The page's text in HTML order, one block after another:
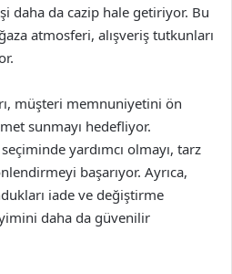
daha da cazip hale getiriyor. Bu
atmosferi, alışveriş tutkunları
müşteri memnuniyetini ön
sunmayı hedefliyor.
yardımcı olmayı, tarz
başarıyor. Ayrıca,
iade ve değiştirme
daha da güvenilir